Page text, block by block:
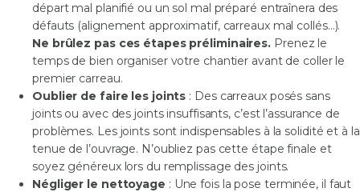
départ mal planifié ou un sol mal préparé entraînera des
défauts (alignement approximatif, carreaux mal collés…).
Ne brûlez pas ces étapes préliminaires. Prenez le
temps de bien organiser votre chantier avant de coller le
premier carreau.
Oublier de faire les joints : Des carreaux posés sans
joints ou avec des joints insuffisants, c’est l’assurance de
problèmes. Les joints sont indispensables à la solidité et à la
tenue de l’ouvrage. N’oubliez pas cette étape finale et
soyez généreux lors du remplissage des joints.
Négliger le nettoyage : Une fois la pose terminée, il faut